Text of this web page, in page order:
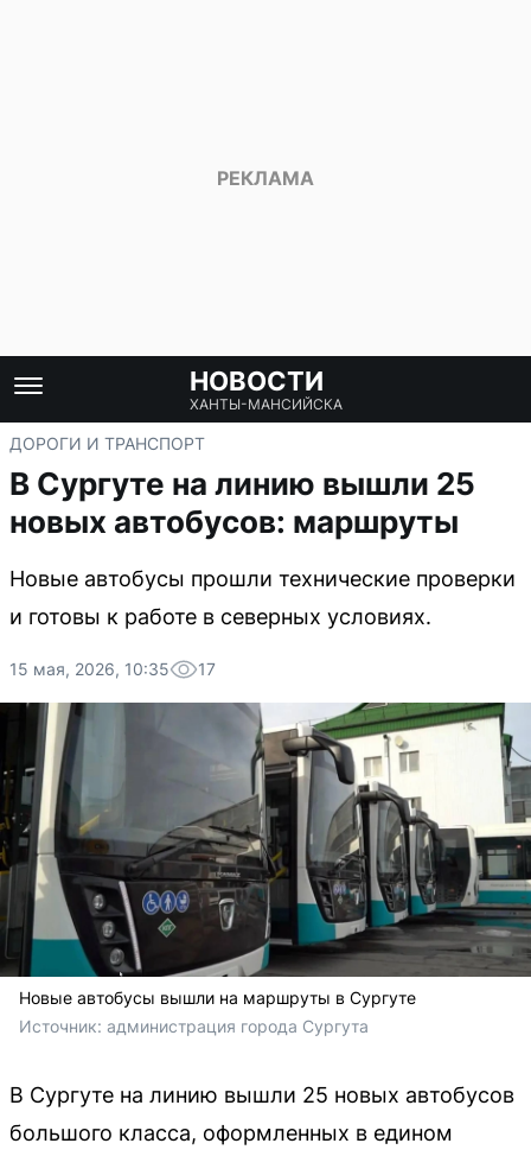
НОВОСТИ
ХАНТЫ-МАНСИЙСКА
ДОРОГИ И ТРАНСПОРТ
В Сургуте на линию вышли 25
новых автобусов: маршруты
Новые автобусы прошли технические проверки
и готовы к работе в северных условиях.
15 мая, 2026, 10:35 17
Новые автобусы вышли на маршруты в Сургуте
Источник: администрация города Сургута
В Сургуте на линию вышли 25 новых автобусов
большого класса, оформленных в едином